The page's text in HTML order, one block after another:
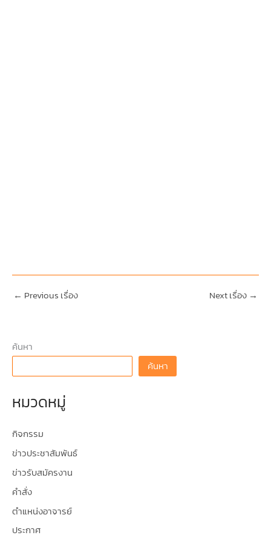
← Previous เรื่อง Next เรื่อง →
ค้นหา
ค้นหา
หมวดหมู่
กิจกรรม
ข่าวประชาสัมพันธ์
ข่าวรับสมัครงาน
คำสั่ง
ตำแหน่งอาจารย์
ประกาศ